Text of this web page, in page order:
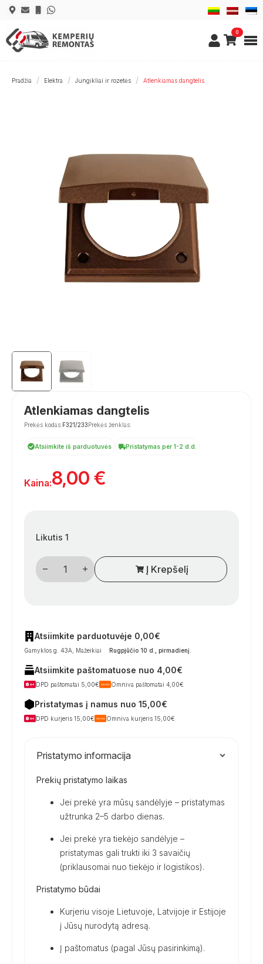
0
Pradžia Elektra Jungikliai ir rozetės Atlenkiamas dangtelis
Atlenkiamas dangtelis
Prekės kodas:F321/233Prekės ženklas:
Atsiimkite iš parduotuvės Pristatymas per 1-2 d.d.
Kaina:8,00 €
Likutis 1
produkto
kiekis:
Atlenkiamas
Į Krepšelį
Atsiimkite parduotuvėje 0,00€
Gamyklos g. 43A, Mažeikiai Rugpjūčio 10 d., pirmadienį
Atsiimkite paštomatuose nuo 4,00€
DPD paštomatai 5,00€ Omniva paštomatai 4,00€
Pristatymas į namus nuo 15,00€
DPD kurjeris 15,00€ Omniva kurjeris 15,00€
Pristatymo informacija
Prekių pristatymo laikas
Jei prekė yra mūsų sandėlyje – pristatymas
užtrunka 2–5 darbo dienas.
Jei prekė yra tiekėjo sandėlyje –
pristatymas gali trukti iki 3 savaičių
(priklausomai nuo tiekėjo ir logistikos).
Pristatymo būdai
Kurjeriu visoje Lietuvoje, Latvijoje ir Estijoje
į Jūsų nurodytą adresą.
Į paštomatus (pagal Jūsų pasirinkimą).